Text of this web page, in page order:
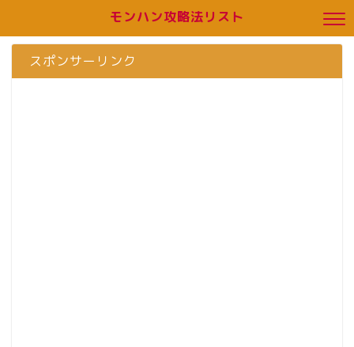
モンハン攻略法リスト
スポンサーリンク